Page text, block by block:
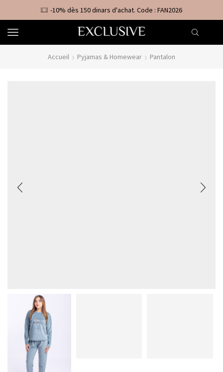
-10% dès 150 dinars d'achat. Code : FAN2026
Accueil Pyjamas & Homewear Pantalon